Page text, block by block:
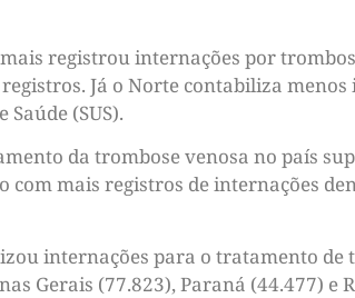
registrou internações por
Já o Norte contabiliza
(SUS).
da trombose venosa no país
com mais registros de internações
internações para o tratamento
Gerais (77.823), Paraná (44.477) e